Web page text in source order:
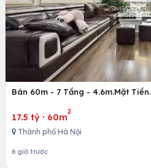
Bán 60m - 7 Tầng - 4.6m.Mặt
17.5 tỷ · 60m
2
Thành phố Hà Nội
6 giờ trước